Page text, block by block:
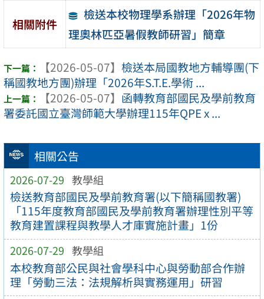
相關公告
2026-07-29 教學組
檢送教育部國民及學前教育署(以下簡稱國教署)
「115年度教育部國民及學前教育署辦理性別平等
教育建置課程與教學人才庫實施計畫」1份
2026-07-29 教學組
本校教育部公民與社會學科中心與勞動部合作辦
理「勞動三法：法規解析與實務運用」研習
相關附件
檢送本校物理學系辦理「2026年物
理奧林匹亞暑假教師研習」簡章
【2026-05-07】 檢送本局國教地方輔導團(下
稱國教地方團)辦理「2026年S.T.E.學術 ...
【2026-05-07】 函轉教育部國民及學前教育
署委託國立臺灣師範大學辦理115年QPE x ...